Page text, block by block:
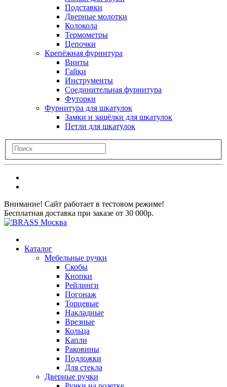
Подставки
Дверные молотки
Колокола
Термометры
Цепочки
Крепёжная фурнитура
Винты
Гайки
Инструменты
Соединительная фурнитура
Футорки
Фурнитура для шкатулок
Замки и защёлки для шкатулок
Петли для шкатулок
Внимание! Сайт работает в тестовом режиме!
Бесплатная доставка при заказе от 30 000р.
Каталог
Мебельные ручки
Скобы
Кнопки
Рейлинги
Погонаж
Торцевые
Накладные
Врезные
Кольца
Капли
Раковины
Подложки
Для стекла
Дверные ручки